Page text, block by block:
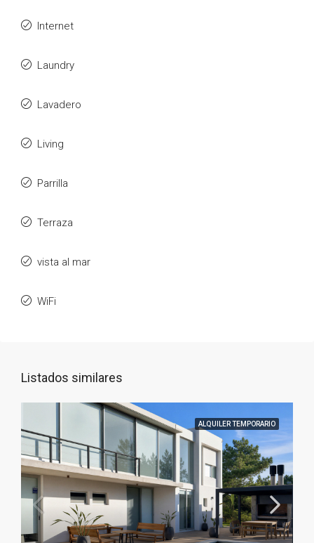
Internet
Laundry
Lavadero
Living
Parrilla
Terraza
vista al mar
WiFi
Listados similares
ALQUILER TEMPORARIO